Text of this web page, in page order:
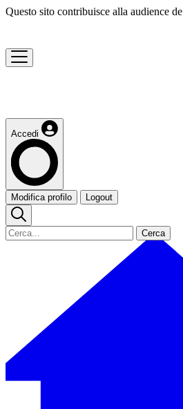
Questo sito contribuisce alla audience de
Accedi
Modifica profilo Logout
Cerca